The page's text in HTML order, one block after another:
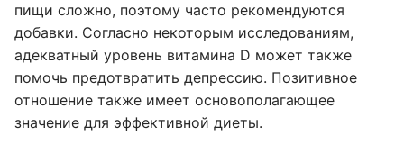
пищи сложно, поэтому часто рекомендуются
добавки. Согласно некоторым исследованиям,
адекватный уровень витамина D может также
помочь предотвратить депрессию. Позитивное
отношение также имеет основополагающее
значение для эффективной диеты.